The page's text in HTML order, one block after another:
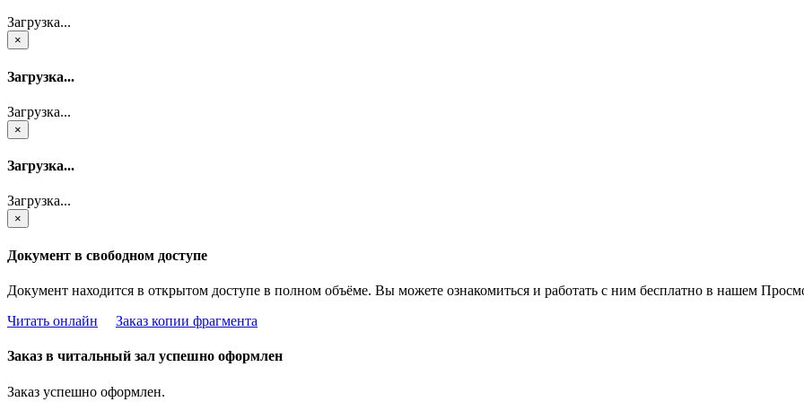
Загрузка...
×
Загрузка...
Загрузка...
×
Загрузка...
Загрузка...
×
Документ в свободном доступе
Документ находится в открытом доступе в полном объёме. Вы можете ознакомиться и работать с ним бесплатно в нашем
Читать онлайн
Заказ копии фрагмента
Заказ в читальный зал успешно оформлен
Заказ успешно оформлен.